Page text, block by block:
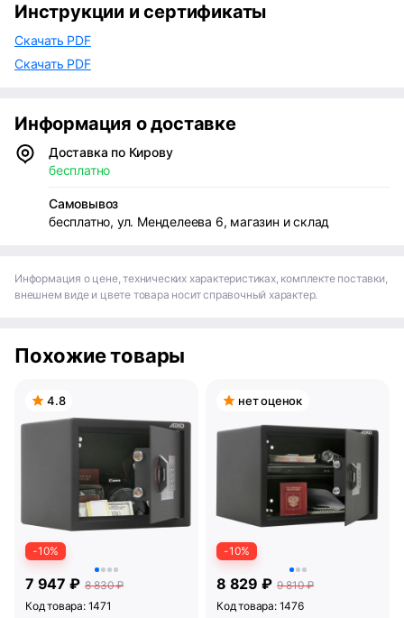
Инструкции и сертификаты
Скачать PDF
Скачать PDF
Информация о доставке
Доставка по Кирову
бесплатно
Самовывоз
бесплатно, ул. Менделеева 6, магазин и склад
Информация о цене, технических характеристиках, комплекте поставки,
внешнем виде и цвете товара носит справочный характер.
Похожие товары
4.8
-10%
7 947 ₽ 8 830 ₽
Код товара: 1471
нет оценок
-10%
8 829 ₽ 9 810 ₽
Код товара: 1476